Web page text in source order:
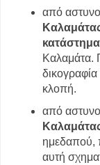
από
Καλαμάτα.
κλοπή.
από
ημεδαπού,
αυτή